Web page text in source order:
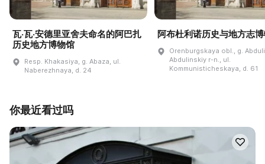
瓦·瓦·安德里亚舍夫命名的阿巴扎
历史地方博物馆
Resp. Khakasiya, g. Abaza, ul.
Naberezhnaya, d. 24
阿布杜利诺历史与地方志
Orenburgskaya obl., g.
Abdulinskiy r-n., ul.
Kommunisticheskaya, d. 61
你最近看过吗